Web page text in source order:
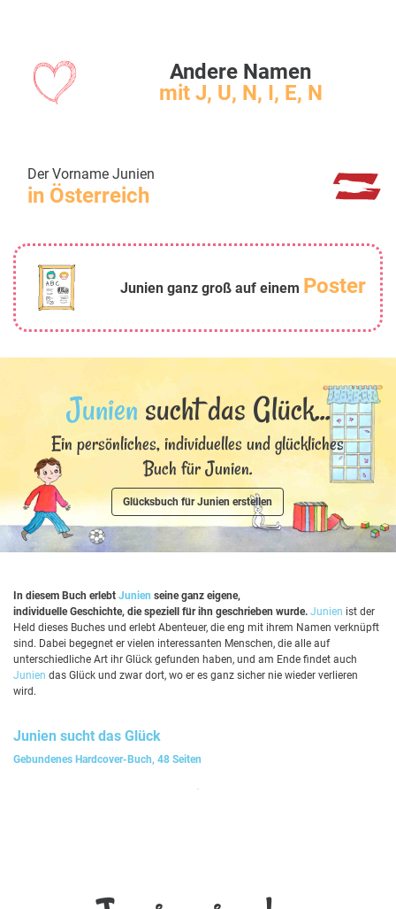
Andere Namen
mit J, U, N, I, E, N
Der Vorname Junien
in Österreich
Junien ganz groß auf einem Poster
Junien sucht das Glück...
Ein persönliches, individuelles und glückliches
Buch für Junien.
Glücksbuch für Junien erstellen
In diesem Buch erlebt Junien seine ganz eigene,
individuelle Geschichte, die speziell für ihn geschrieben wurde. Junien ist der
Held dieses Buches und erlebt Abenteuer, die eng mit ihrem Namen verknüpft
sind. Dabei begegnet er vielen interessanten Menschen, die alle auf
unterschiedliche Art ihr Glück gefunden haben, und am Ende findet auch
Junien das Glück und zwar dort, wo er es ganz sicher nie wieder verlieren
wird.
Junien sucht das Glück
Gebundenes Hardcover-Buch, 48 Seiten